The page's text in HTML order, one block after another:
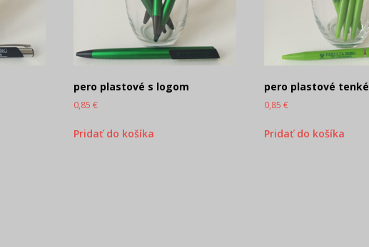
pero plastové s logom
0,85€
Pridať do košíka
pero plastové tenké
0,85 €
Pridať do košíka